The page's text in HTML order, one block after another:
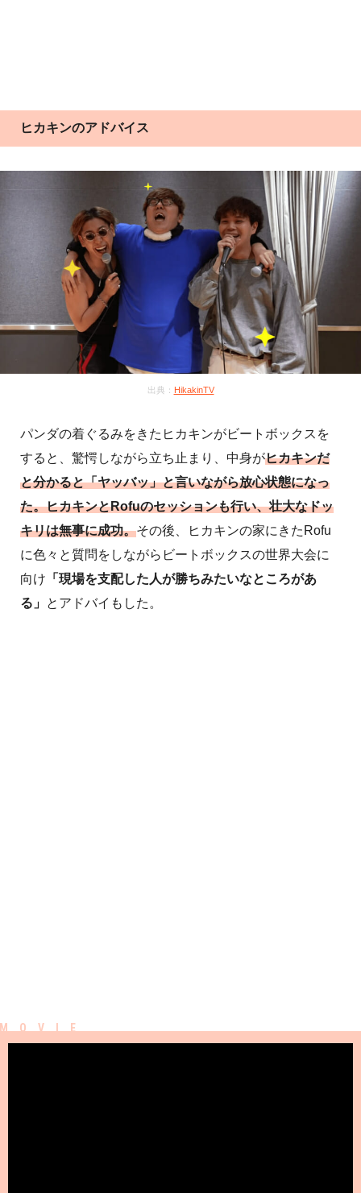
ヒカキンのアドバイス
出典： HikakinTV
パンダの着ぐるみをきたヒカキンがビートボックスを
すると、驚愕しながら立ち止まり、中身がヒカキンだ
と分かると「ヤッバッ」と言いながら放心状態になっ
た。ヒカキンとRofuのセッションも行い、壮大なドッ
キリは無事に成功。その後、ヒカキンの家にきたRofu
に色々と質問をしながらビートボックスの世界大会に
向け 「現場を支配した人が勝ちみたいなところがあ
る」 とアドバイもした。